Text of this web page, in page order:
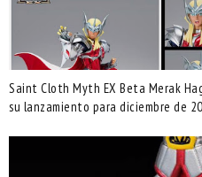
Saint Cloth Myth EX Beta Merak
su lanzamiento para diciembre de